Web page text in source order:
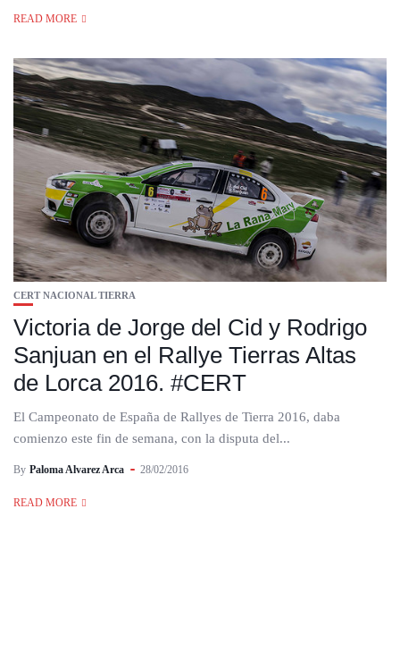
READ MORE
CERT NACIONAL TIERRA
Victoria de Jorge del Cid y Rodrigo
Sanjuan en el Rallye Tierras Altas
de Lorca 2016. #CERT
El Campeonato de España de Rallyes de Tierra 2016, daba
comienzo este fin de semana, con la disputa del...
By Paloma Alvarez Arca 28/02/2016
READ MORE